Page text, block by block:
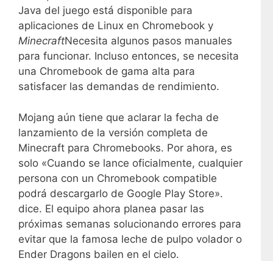
Java del juego está disponible para
aplicaciones de Linux en Chromebook y
MinecraftNecesita algunos pasos manuales
para funcionar. Incluso entonces, se necesita
una Chromebook de gama alta para
satisfacer las demandas de rendimiento.
Mojang aún tiene que aclarar la fecha de
lanzamiento de la versión completa de
Minecraft para Chromebooks. Por ahora, es
solo «Cuando se lance oficialmente, cualquier
persona con un Chromebook compatible
podrá descargarlo de Google Play Store».
dice. El equipo ahora planea pasar las
próximas semanas solucionando errores para
evitar que la famosa leche de pulpo volador o
Ender Dragons bailen en el cielo.